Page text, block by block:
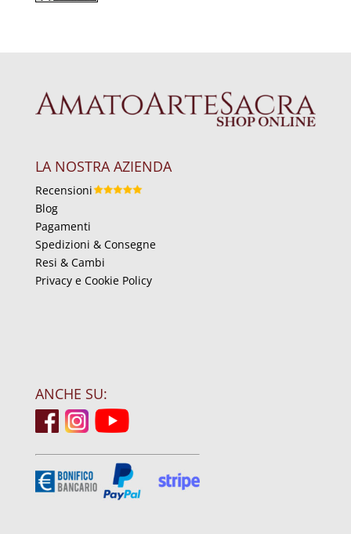
LA NOSTRA AZIENDA
Recensioni
Blog
Pagamenti
Spedizioni & Consegne
Resi & Cambi
Privacy e Cookie Policy
ANCHE SU: